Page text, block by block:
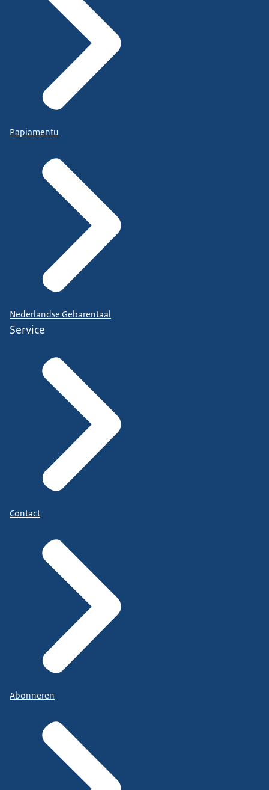
Papiamentu
Nederlandse Gebarentaal
Service
Contact
Abonneren